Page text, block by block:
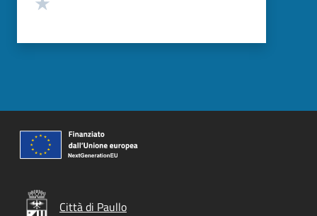
Città di Paullo